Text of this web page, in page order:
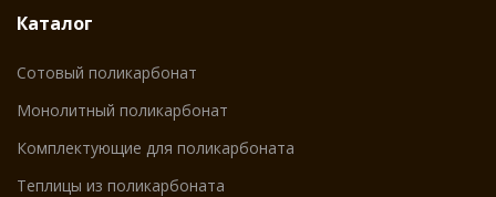
Каталог
Сотовый поликарбонат
Монолитный поликарбонат
Комплектующие для поликарбоната
Теплицы из поликарбоната